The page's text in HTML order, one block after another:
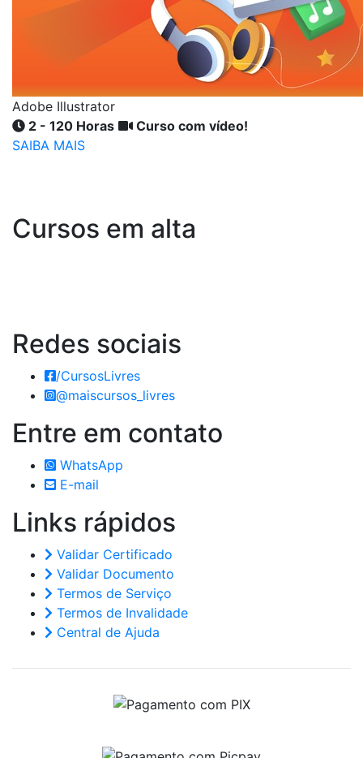
Adobe Illustrator
2 - 120 Horas
Curso com vídeo!
SAIBA MAIS
Cursos em alta
Redes sociais
/CursosLivres
@maiscursos_livres
Entre em contato
WhatsApp
E-mail
Links rápidos
Validar Certificado
Validar Documento
Termos de Serviço
Termos de Invalidade
Central de Ajuda